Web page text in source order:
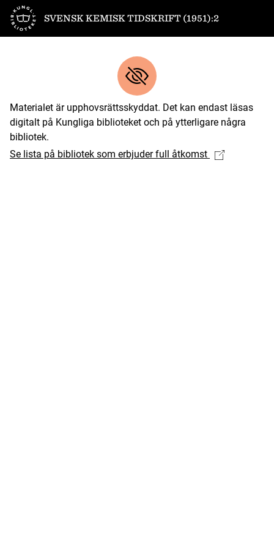
Till startsidan
SVENSK KEMISK TIDSKRIFT (1951):2
Materialet är upphovsrättsskyddat. Det kan endast läsas
digitalt på Kungliga biblioteket och på ytterligare några
bibliotek.
Se lista på bibliotek som erbjuder full åtkomst